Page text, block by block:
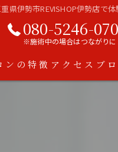
県伊勢市REVISHOP伊勢店で
080-5246-
※施術中の場合はつながりに
ンの特徴 アクセス ブ